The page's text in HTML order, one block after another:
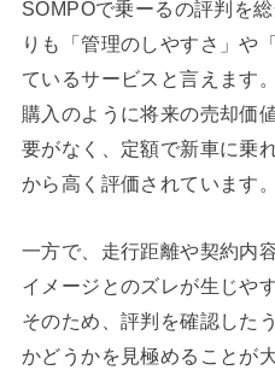
SOMPOで乗ーるの評判を
りも「管理のしやすさ」や
ているサービスと言えます。
購入のように将来の売却価
要がなく、定額で新車に乗
から高く評価されています。
一方で、走行距離や契約内
イメージとのズレが生じや
そのため、評判を確認した
かどうかを見極めることが